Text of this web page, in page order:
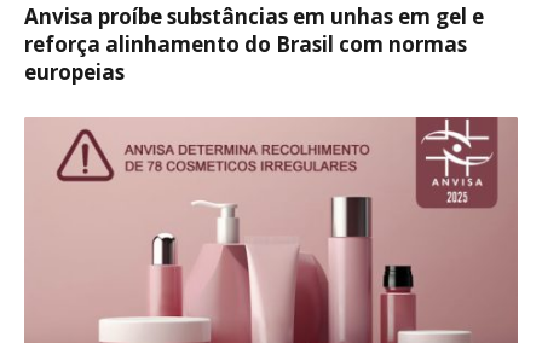
Anvisa proíbe substâncias em unhas em gel e
reforça alinhamento do Brasil com normas
europeias